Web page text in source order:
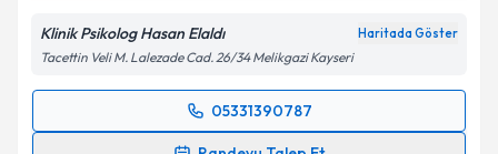
Klinik Psikolog Hasan Elaldı Haritada Göster
Tacettin Veli M. Lalezade Cad. 26/34 Melikgazi Kayseri
05331390787
Randevu Takvimi Talebi